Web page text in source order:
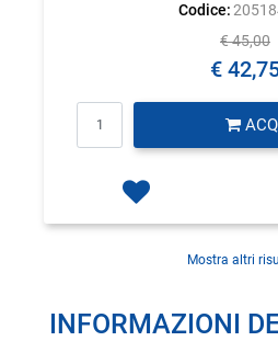
Codice:
€ 45,00
€
Mostra altri
INFORMAZIONI